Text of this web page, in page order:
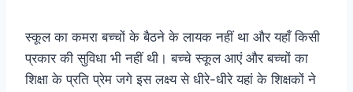
स्कूल का कमरा बच्चों के बैठने के लायक नहीं था और यहाँ किसी
प्रकार की सुविधा भी नहीं थी। बच्चे स्कूल आएं और बच्चों का
शिक्षा के प्रति प्रेम जगे इस लक्ष्य से धीरे-धीरे यहां के शिक्षकों ने